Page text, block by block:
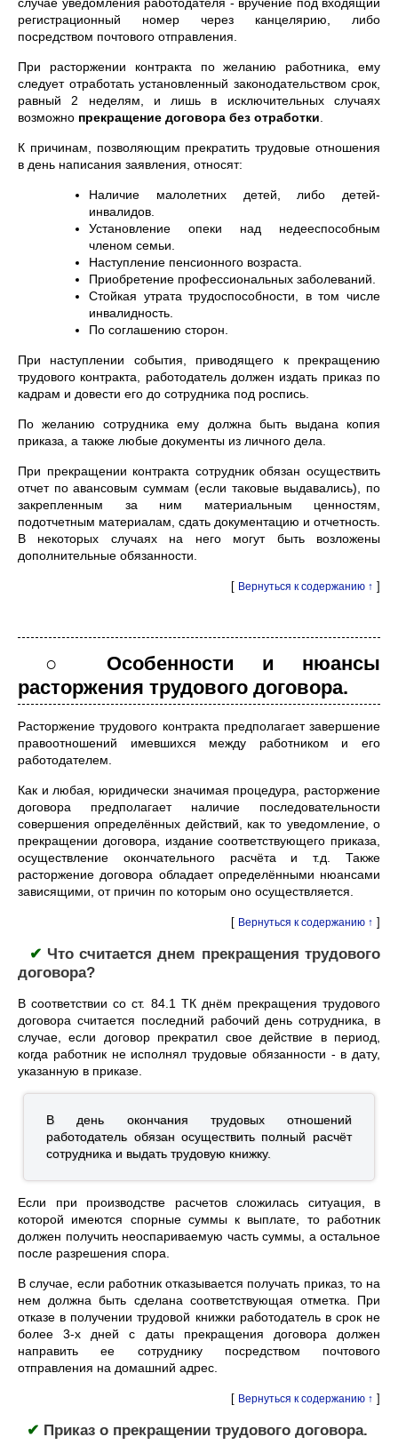
случае уведомления работодателя - вручение под входящий
регистрационный номер через канцелярию, либо
посредством почтового отправления.
При расторжении контракта по желанию работника, ему
следует отработать установленный законодательством срок,
равный 2 неделям, и лишь в исключительных случаях
возможно прекращение договора без отработки.
К причинам, позволяющим прекратить трудовые отношения
в день написания заявления, относят:
Наличие малолетних детей, либо детей-
инвалидов.
Установление опеки над недееспособным
членом семьи.
Наступление пенсионного возраста.
Приобретение профессиональных заболеваний.
Стойкая утрата трудоспособности, в том числе
инвалидность.
По соглашению сторон.
При наступлении события, приводящего к прекращению
трудового контракта, работодатель должен издать приказ по
кадрам и довести его до сотрудника под роспись.
По желанию сотрудника ему должна быть выдана копия
приказа, а также любые документы из личного дела.
При прекращении контракта сотрудник обязан осуществить
отчет по авансовым суммам (если таковые выдавались), по
закрепленным за ним материальным ценностям,
подотчетным материалам, сдать документацию и отчетность.
В некоторых случаях на него могут быть возложены
дополнительные обязанности.
[ Вернуться к содержанию ↑ ]
○ Особенности и нюансы
расторжения трудового договора.
Расторжение трудового контракта предполагает завершение
правоотношений имевшихся между работником и его
работодателем.
Как и любая, юридически значимая процедура, расторжение
договора предполагает наличие последовательности
совершения определённых действий, как то уведомление, о
прекращении договора, издание соответствующего приказа,
осуществление окончательного расчёта и т.д. Также
расторжение договора обладает определёнными нюансами
зависящими, от причин по которым оно осуществляется.
[ Вернуться к содержанию ↑ ]
✔ Что считается днем прекращения трудового
договора?
В соответствии со ст. 84.1 ТК днём прекращения трудового
договора считается последний рабочий день сотрудника, в
случае, если договор прекратил свое действие в период,
когда работник не исполнял трудовые обязанности - в дату,
указанную в приказе.
В день окончания трудовых отношений
работодатель обязан осуществить полный расчёт
сотрудника и выдать трудовую книжку.
Если при производстве расчетов сложилась ситуация, в
которой имеются спорные суммы к выплате, то работник
должен получить неоспариваемую часть суммы, а остальное
после разрешения спора.
В случае, если работник отказывается получать приказ, то на
нем должна быть сделана соответствующая отметка. При
отказе в получении трудовой книжки работодатель в срок не
более 3-х дней с даты прекращения договора должен
направить ее сотруднику посредством почтового
отправления на домашний адрес.
[ Вернуться к содержанию ↑ ]
✔ Приказ о прекращении трудового договора.